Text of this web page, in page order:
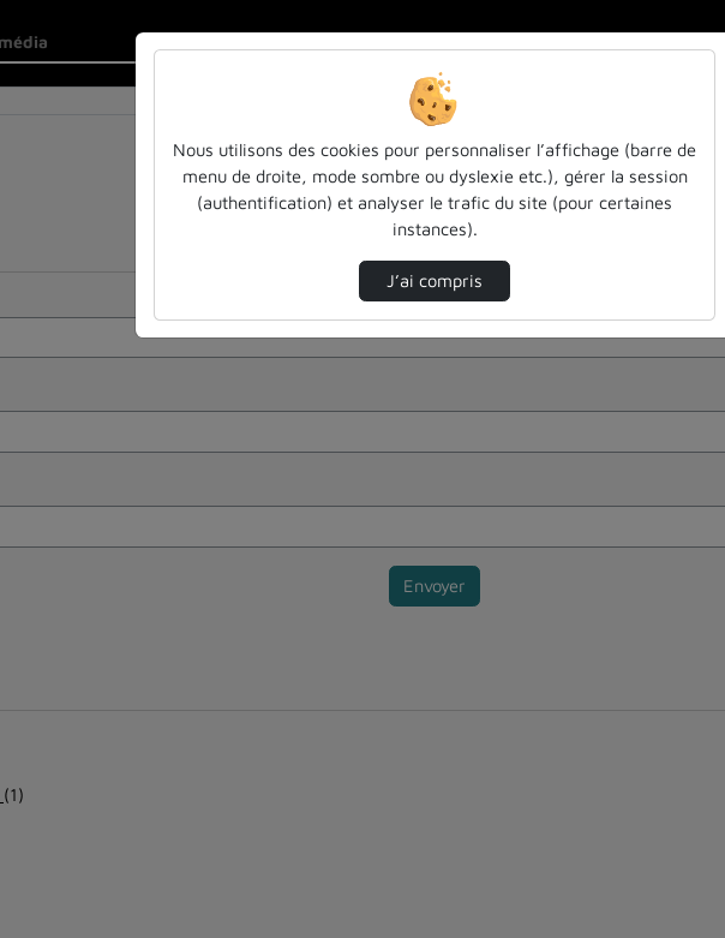
Envoyer
(1)
Nous utilisons des cookies pour personnaliser l’affichage (barre de
menu de droite, mode sombre ou dyslexie etc.), gérer la session
(authentification) et analyser le trafic du site (pour certaines
instances).
J’ai compris